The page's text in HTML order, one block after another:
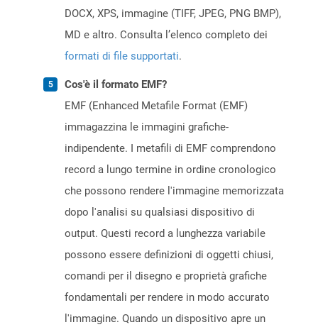
DOCX, XPS, immagine (TIFF, JPEG, PNG BMP),
MD e altro. Consulta l’elenco completo dei
formati di file supportati.
Cos'è il formato EMF?
EMF (Enhanced Metafile Format (EMF)
immagazzina le immagini grafiche-
indipendente. I metafili di EMF comprendono
record a lungo termine in ordine cronologico
che possono rendere l'immagine memorizzata
dopo l'analisi su qualsiasi dispositivo di
output. Questi record a lunghezza variabile
possono essere definizioni di oggetti chiusi,
comandi per il disegno e proprietà grafiche
fondamentali per rendere in modo accurato
l'immagine. Quando un dispositivo apre un